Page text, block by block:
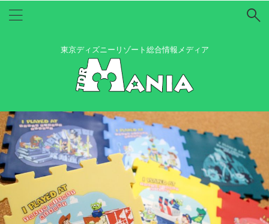
東京ディズニーリゾート総合情報メディア